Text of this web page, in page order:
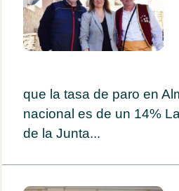
que la tasa de paro en
nacional es de un 14%
de la Junta...